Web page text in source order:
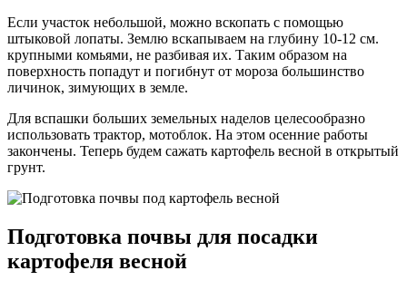
Если участок небольшой, можно вскопать с помощью
штыковой лопаты. Землю вскапываем на глубину 10-12 см.
крупными комьями, не разбивая их. Таким образом на
поверхность попадут и погибнут от мороза большинство
личинок, зимующих в земле.
Для вспашки больших земельных наделов целесообразно
использовать трактор, мотоблок. На этом осенние работы
закончены. Теперь будем сажать картофель весной в открытый
грунт.
Подготовка почвы для посадки
картофеля весной